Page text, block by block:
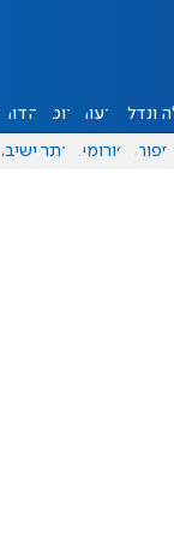
ונדל"ן דעות אוכל יהדות
ספורט פורומים אתר ישיבה